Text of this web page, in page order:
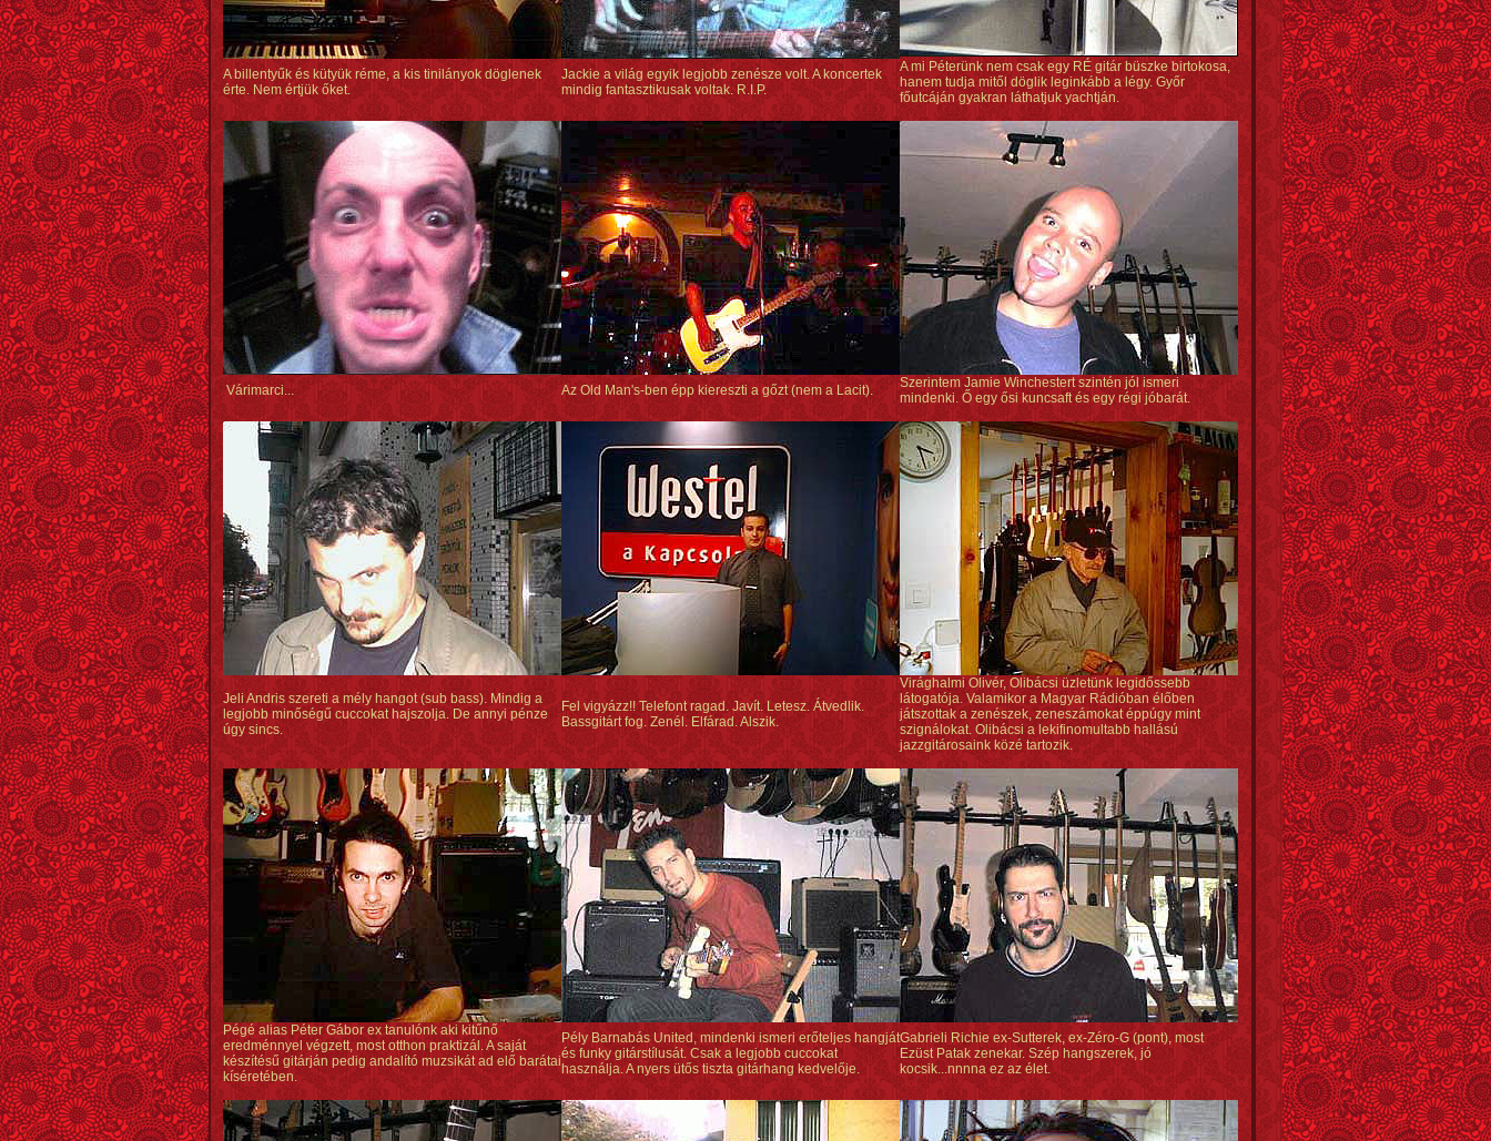
A billentyűk és kütyük réme, a kis tinilányok döglenek
érte. Nem értjük őket.
Jackie a világ egyik legjobb zenésze volt. A koncertek
mindig fantasztikusak voltak. R.I.P.
A mi Péterünk nem csak egy RÉ gitár büszke birtokosa,
hanem tudja mitől döglik leginkább a légy. Győr
főutcáján gyakran láthatjuk yachtján.
Várimarci... Az Old Man's-ben épp kiereszti a gőzt (nem a Lacit).
Szerintem Jamie Winchestert szintén jól ismeri
mindenki. Ő egy ősi kuncsaft és egy régi jóbarát.
Jeli Andris szereti a mély hangot (sub bass). Mindig a
legjobb minőségű cuccokat hajszolja. De annyi pénze
úgy sincs.
Fel vigyázz!! Telefont ragad. Javít. Letesz. Átvedlik.
Bassgitárt fog. Zenél. Elfárad. Alszik.
Virághalmi Olivér, Olibácsi üzletünk legidőssebb
látogatója. Valamikor a Magyar Rádióban élőben
játszottak a zenészek, zeneszámokat éppúgy mint
szignálokat. Olibácsi a lekifinomultabb hallású
jazzgitárosaink közé tartozik.
Pégé alias Péter Gábor ex tanulónk aki kitűnő
eredménnyel végzett, most otthon praktizál. A saját
készítésű gitárján pedig andalító muzsikát ad elő barátai
kíséretében.
Pély Barnabás United, mindenki ismeri erőteljes hangját
és funky gitárstílusát. Csak a legjobb cuccokat
használja. A nyers ütős tiszta gitárhang kedvelője.
Gabrieli Richie ex-Sutterek, ex-Zéro-G (pont), most
Ezüst Patak zenekar. Szép hangszerek, jó
kocsik...nnnna ez az élet.